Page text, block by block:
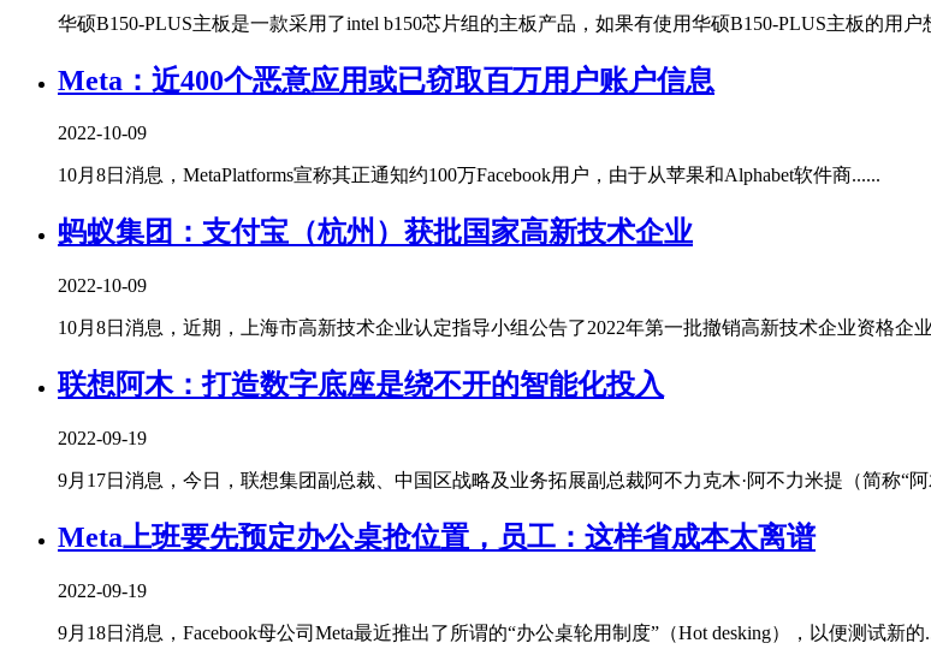
华硕B150-PLUS主板是一款采用了intel b150芯片组的主板产品，如果有使用华硕B150-PLUS主板的用户
Meta：近400个恶意应用或已窃取百万用户账户信息
2022-10-09
10月8日消息，MetaPlatforms宣称其正通知约100万Facebook用户，由于从苹果和Alphabet软件商......
蚂蚁集团：支付宝（杭州）获批国家高新技术企业
2022-10-09
10月8日消息，近期，上海市高新技术企业认定指导小组公告了2022年第一批撤销高新技术企业资格企
联想阿木：打造数字底座是绕不开的智能化投入
2022-09-19
9月17日消息，今日，联想集团副总裁、中国区战略及业务拓展副总裁阿不力克木·阿不力米提（简称“
Meta上班要先预定办公桌抢位置，员工：这样省成本太离谱
2022-09-19
9月18日消息，Facebook母公司Meta最近推出了所谓的“办公桌轮用制度”（Hot desking），以便测试新的